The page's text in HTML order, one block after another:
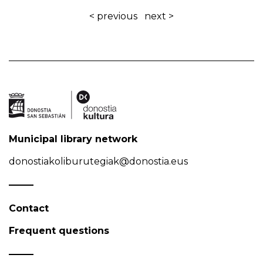
< previous next >
Municipal library network
donostiakoliburutegiak@donostia.eus
Contact
Frequent questions